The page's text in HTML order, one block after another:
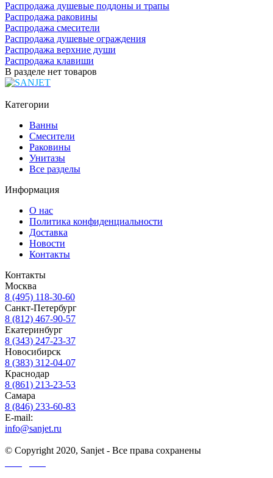
Распродажа душевые поддоны и трапы
Распродажа раковины
Распродажа смесители
Распродажа душевые ограждения
Распродажа верхние души
Распродажа клавиши
В разделе нет товаров
Категории
Ванны
Смесители
Раковины
Унитазы
Все разделы
Информация
О нас
Политика конфиденциальности
Доставка
Новости
Контакты
Контакты
Москва
8 (495) 118-30-60
Санкт-Петербург
8 (812) 467-90-57
Екатеринбург
8 (343) 247-23-37
Новосибирск
8 (383) 312-04-07
Краснодар
8 (861) 213-23-53
Самара
8 (846) 233-60-83
E-mail:
info@sanjet.ru
© Copyright 2020, Sanjet - Все права сохранены